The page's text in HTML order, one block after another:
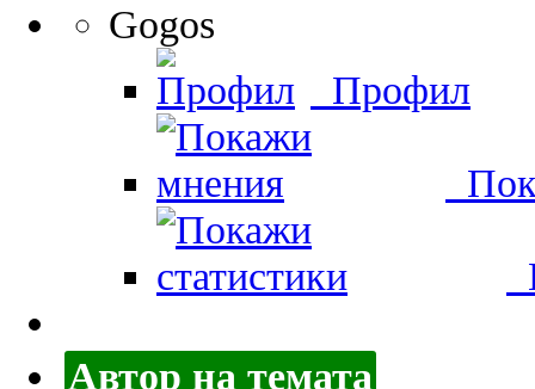
Gogos
Профил
Автор на темата